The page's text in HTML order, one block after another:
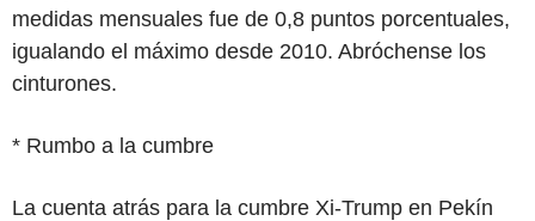
medidas mensuales fue de 0,8 puntos porcentuales,
igualando el máximo desde 2010. Abróchense los
cinturones.
* Rumbo a la cumbre
La cuenta atrás para la cumbre Xi-Trump en Pekín